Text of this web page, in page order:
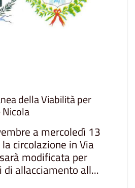
della Viabilità per
Nicola
a mercoledì 13
circolazione in Via
modificata per
allacciamento all...